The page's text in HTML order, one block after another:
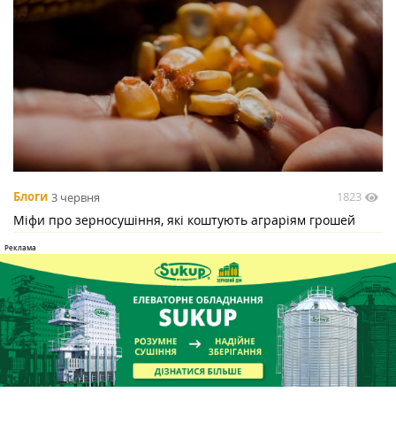
Блоги 3 червня 1823
Міфи про зерносушіння, які коштують аграріям грошей